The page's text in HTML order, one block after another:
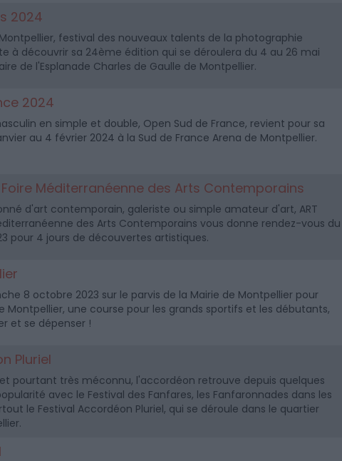
2024
festival des nouveaux talents de la photographie
à découvrir sa 24ème édition qui se déroulera du 4 au 26 mai
de l'Esplanade Charles de Gaulle de Montpellier.
2024
en simple et double, Open Sud de France, revient pour sa
au 4 février 2024 à la Sud de France Arena de Montpellier.
Méditerranéenne des Arts Contemporains
d'art contemporain, galeriste ou simple amateur d'art, ART
des Arts Contemporains vous donne rendez-vous du
pour 4 jours de découvertes artistiques.
8 octobre 2023 sur le parvis de la Mairie de Montpellier pour
Montpellier, une course pour les grands sportifs et les débutants,
et se dépenser !
Pluriel
pourtant très méconnu, l'accordéon retrouve depuis quelques
avec le Festival des Fanfares, les Fanfaronnades dans les
le Festival Accordéon Pluriel, qui se déroule dans le quartier